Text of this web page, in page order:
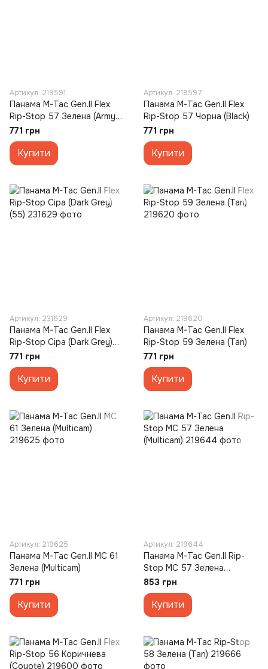
Артикул: 219591
Панама M-Tac Gen.II Flex
Rip-Stop 57 Зелена (Army
Olive)
771 грн
Купити
Артикул: 219597
Панама M-Tac Gen.II Flex
Rip-Stop 57 Чорна (Black)
771 грн
Купити
Артикул: 231629
Панама M-Tac Gen.II Flex
Rip-Stop Сіра (Dark Grey)
(55)
771 грн
Купити
Артикул: 219620
Панама M-Tac Gen.II Flex
Rip-Stop 59 Зелена (Tan)
771 грн
Купити
Артикул: 219625
Панама M-Tac Gen.II MC 61
Зелена (Multicam)
771 грн
Купити
Артикул: 219644
Панама M-Tac Gen.II Rip-
Stop MC 57 Зелена
(Multicam)
853 грн
Купити